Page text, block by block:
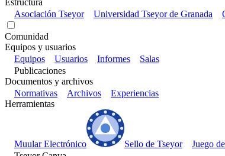
Estructura
Asociación Tseyor
Universidad Tseyor de Granada
Comunidad
Equipos y usuarios
Equipos
Usuarios Informes
Salas
Publicaciones
Documentos y archivos
Normativas
Archivos
Experiencias
Herramientas
Muular Electrónico Sello de Tseyor
Juego